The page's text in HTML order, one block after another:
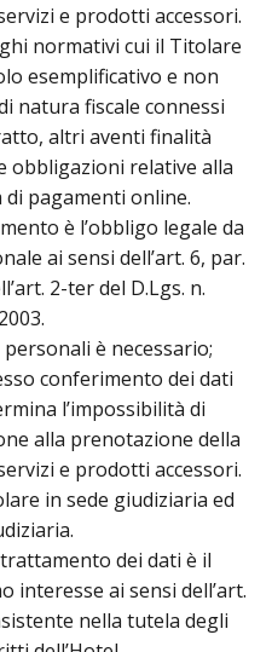
e prodotti accessori.
normativi cui il Titolare
esemplificativo e non
natura fiscale connessi
altri aventi finalità
obbligazioni relative alla
pagamenti online.
è l’obbligo legale da
ai sensi dell’art. 6, par.
2-ter del D.Lgs. n.
è necessario;
conferimento dei dati
l’impossibilità di
alla prenotazione della
e prodotti accessori.
in sede giudiziaria ed
dei dati è il
interesse ai sensi dell’art.
nella tutela degli